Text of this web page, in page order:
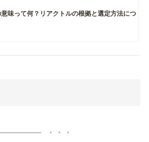
味って何？リアクトルの根拠と選定方法につ